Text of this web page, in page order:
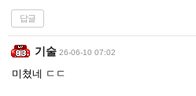
답글
기술 26-06-10 07:02
미쳤네 ㄷㄷ